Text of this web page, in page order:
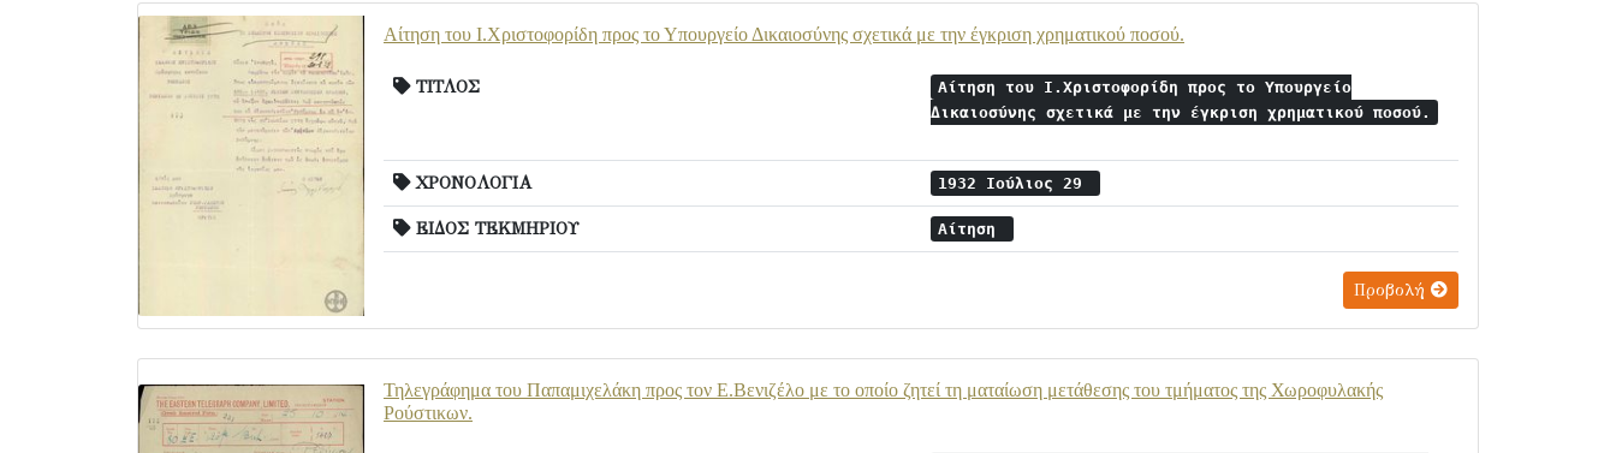
Αίτηση του Ι.Χριστοφορίδη προς το Υπουργείο Δικαιοσύνης σχετικά με την έγκριση χρηματικού ποσού.
ΤΙΤΛΟΣ
Αίτηση του Ι.Χριστοφορίδη προς το Υπουργείο
Δικαιοσύνης σχετικά με την έγκριση χρηματικού ποσού.
ΧΡΟΝΟΛΟΓΙΑ 1932 Ιούλιος 29
ΕΙΔΟΣ ΤΕΚΜΗΡΙΟΥ Αίτηση
Προβολή
Τηλεγράφημα του Παπαμιχελάκη προς τον Ε.Βενιζέλο με το οποίο ζητεί τη ματαίωση μετάθεσης του τμήματος της Χωροφυλακής
Ρούστικων.